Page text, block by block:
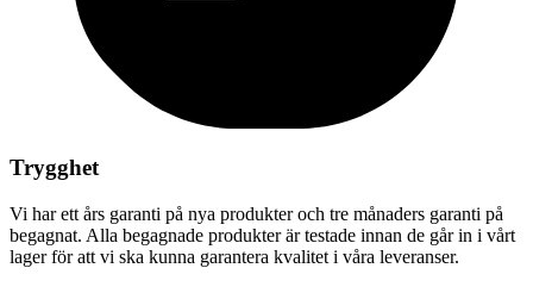
Trygghet
Vi har ett års garanti på nya produkter och tre månaders garanti på
begagnat. Alla begagnade produkter är testade innan de går in i vårt
lager för att vi ska kunna garantera kvalitet i våra leveranser.